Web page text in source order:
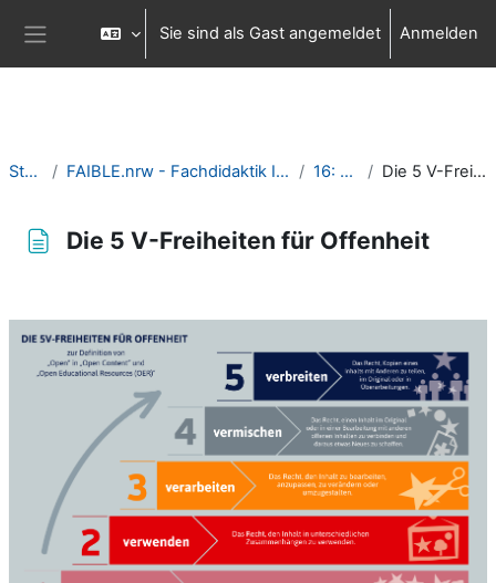
Website-Übersicht
Sie sind als Gast angemeldet Anmelden
Startseite FAIBLE.nrw - Fachdidaktik Informatik in Bausteinen für die Lehre 16: OER Zyklus Die 5 V-Freiheiten für Offenheit
Die 5 V-Freiheiten für Offenheit